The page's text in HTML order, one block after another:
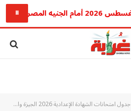
⏸
جدول امتحانات الشهادة الإعدادية 2026 الجيزة والشرقية استعدادا لانطلاقها خلال أيام